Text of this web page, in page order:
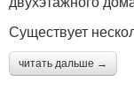
Существует
читать дальше →